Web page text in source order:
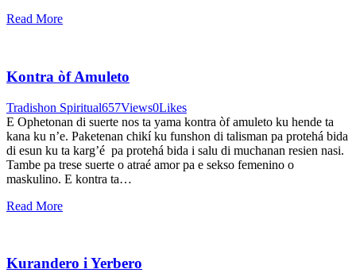
Read More
Kontra òf Amuleto
Tradishon Spiritual657Views0Likes
E Ophetonan di suerte nos ta yama kontra òf amuleto ku hende ta
kana ku n’e. Paketenan chikí ku funshon di talisman pa protehá bida
di esun ku ta karg’é pa protehá bida i salu di muchanan resien nasi.
Tambe pa trese suerte o atraé amor pa e sekso femenino o
maskulino. E kontra ta…
Read More
Kurandero i Yerbero